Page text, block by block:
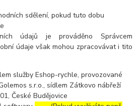
sdělení, pokud tuto dobu
údajů je prováděno Správcem
údaje však mohou zpracovávat i tito
služby Eshop-rychle, provozované
s.r.o., sídlem Zátkovo nábřeží
České Budějovice